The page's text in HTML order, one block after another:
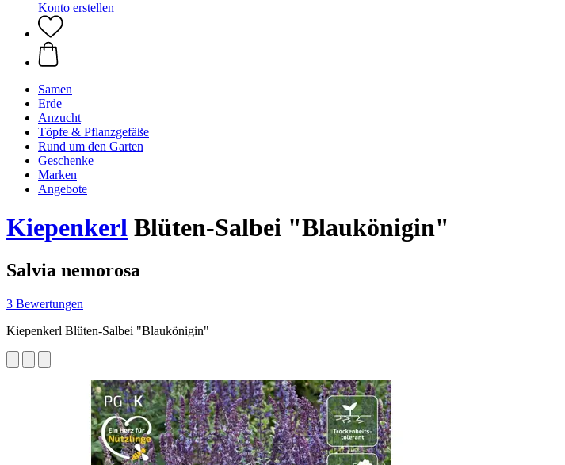
Konto erstellen
Samen
Erde
Anzucht
Töpfe & Pflanzgefäße
Rund um den Garten
Geschenke
Marken
Angebote
Kiepenkerl Blüten-Salbei "Blaukönigin"
Salvia nemorosa
3 Bewertungen
Kiepenkerl Blüten-Salbei "Blaukönigin"